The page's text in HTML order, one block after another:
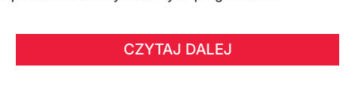
CZYTAJ DALEJ